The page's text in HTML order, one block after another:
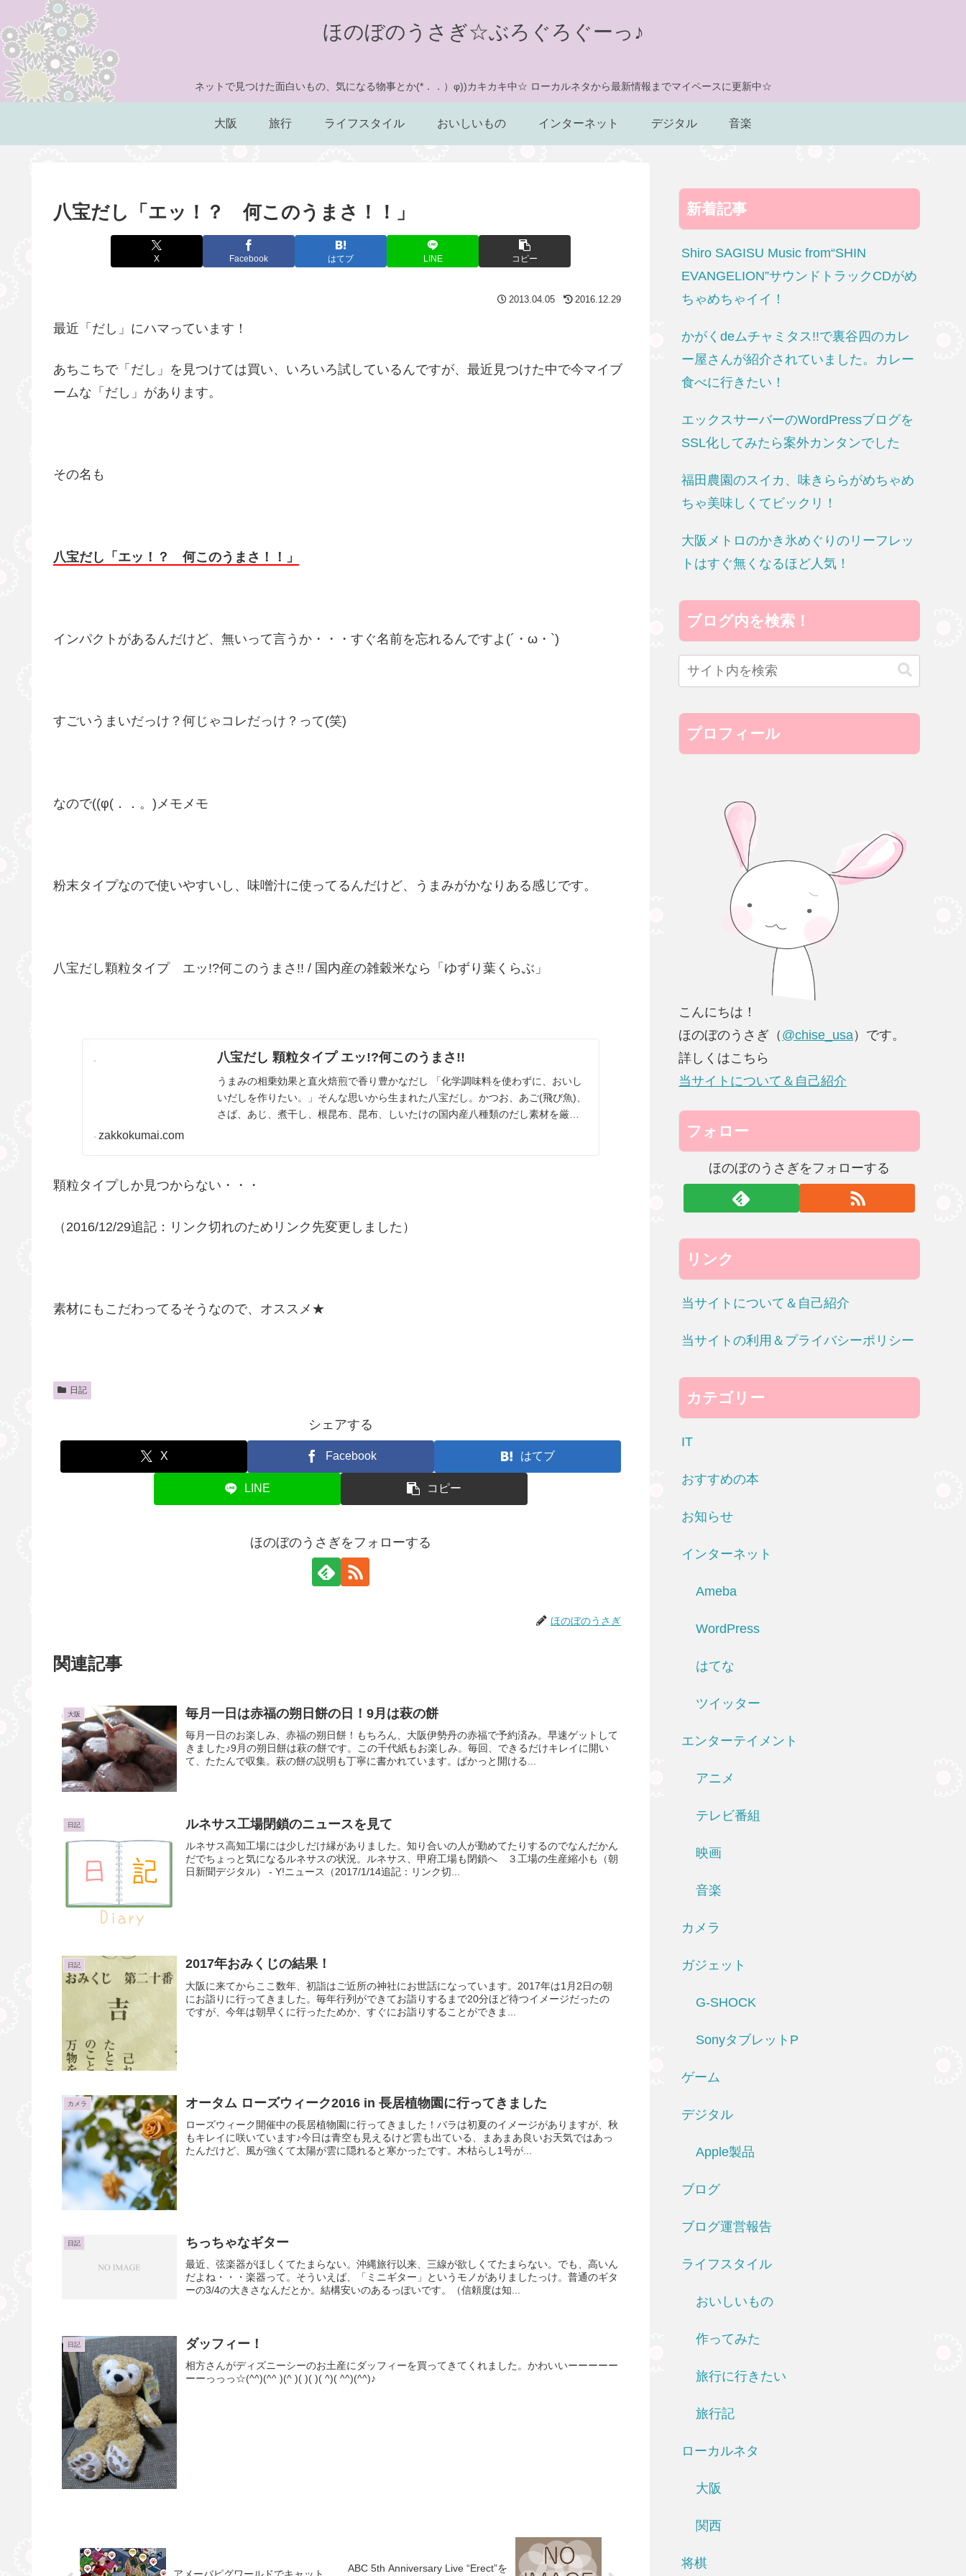
ほのぼのうさぎ☆ぶろぐろぐーっ♪
ネットで見つけた面白いもの、気になる物事とか(*．．）φ))カキカキ中☆ ローカルネタから最新情報までマイペースに更新中☆
大阪 旅行 ライフスタイル おいしいもの インターネット デジタル 音楽
八宝だし「エッ！？ 何このうまさ！！」
X Facebook はてブ LINE コピー
2013.04.05 2016.12.29
最近「だし」にハマっています！
あちこちで「だし」を見つけては買い、いろいろ試しているんですが、最近見つけた中で今マイブ
ームな「だし」があります。
その名も
八宝だし「エッ！？ 何このうまさ！！」
インパクトがあるんだけど、無いって言うか・・・すぐ名前を忘れるんですよ(´・ω・`)
すごいうまいだっけ？何じゃコレだっけ？って(笑)
なので((φ(．．。)メモメモ
粉末タイプなので使いやすいし、味噌汁に使ってるんだけど、うまみがかなりある感じです。
八宝だし顆粒タイプ エッ!?何このうまさ!! / 国内産の雑穀米なら「ゆずり葉くらぶ」
八宝だし 顆粒タイプ エッ!?何このうまさ!!
うまみの相乗効果と直火焙煎で香り豊かなだし 「化学調味料を使わずに、おいし
いだしを作りたい。」そんな思いから生まれた八宝だし。かつお、あご(飛び魚)、
さば、あじ、煮干し、根昆布、昆布、しいたけの国内産八種類のだし素材を厳選
zakkokumai.com
顆粒タイプしか見つからない・・・
（2016/12/29追記：リンク切れのためリンク先変更しました）
素材にもこだわってるそうなので、オススメ★
日記
シェアする
X Facebook はてブ
LINE コピー
ほのぼのうさぎをフォローする
ほのぼのうさぎ
関連記事
大阪 毎月一日は赤福の朔日餅の日！9月は萩の餅
毎月一日のお楽しみ、赤福の朔日餅！もちろん、大阪伊勢丹の赤福で予約済み。早速ゲットして
きました♪9月の朔日餅は萩の餅です。この千代紙もお楽しみ。毎回、できるだけキレイに開い
て、たたんで収集。萩の餅の説明も丁寧に書かれています。ぱかっと開ける...
日記 ルネサス工場閉鎖のニュースを見て
ルネサス高知工場には少しだけ縁がありました。知り合いの人が勤めてたりするのでなんだかん
だでちょっと気になるルネサスの状況。ルネサス、甲府工場も閉鎖へ ３工場の生産縮小も（朝
日新聞デジタル） - Y!ニュース（2017/1/14追記：リンク切...
日記 2017年おみくじの結果！
大阪に来てからここ数年、初詣はご近所の神社にお世話になっています。2017年は1月2日の朝
にお詣りに行ってきました。毎年行列ができてお詣りするまで20分ほど待つイメージだったの
ですが、今年は朝早くに行ったためか、すぐにお詣りすることができま...
カメラ オータム ローズウィーク2016 in 長居植物園に行ってきました
ローズウィーク開催中の長居植物園に行ってきました！バラは初夏のイメージがありますが、秋
もキレイに咲いています♪今日は青空も見えるけど雲も出ている、まあまあ良いお天気ではあっ
たんだけど、風が強くて太陽が雲に隠れると寒かったです。木枯らし1号が...
日記 ちっちゃなギター
最近、弦楽器がほしくてたまらない。沖縄旅行以来、三線が欲しくてたまらない。でも、高いん
だよね・・・楽器って。そういえば、「ミニギター」というモノがありましたっけ。普通のギタ
ーの3/4の大きさなんだとか。結構安いのあるっぽいです。（信頼度は知...
日記 ダッフィー！
相方さんがディズニーシーのお土産にダッフィーを買ってきてくれました。かわいいーーーーー
ーーっっっ☆(^^)(^^ )(^ )( )( )( ^)( ^^)(^^)♪
ABC 5th Anniversary Live “Erect”を
新着記事
Shiro SAGISU Music from“SHIN
EVANGELION”サウンドトラックCDがめ
ちゃめちゃイイ！
かがくdeムチャミタス!!で裏谷四のカレ
ー屋さんが紹介されていました。カレー
食べに行きたい！
エックスサーバーのWordPressブログを
SSL化してみたら案外カンタンでした
福田農園のスイカ、味きららがめちゃめ
ちゃ美味しくてビックリ！
大阪メトロのかき氷めぐりのリーフレッ
トはすぐ無くなるほど人気！
ブログ内を検索！
プロフィール
こんにちは！
ほのぼのうさぎ（ @chise_usa ）です。
詳しくはこちら
当サイトについて＆自己紹介
フォロー
ほのぼのうさぎをフォローする
リンク
当サイトについて＆自己紹介
当サイトの利用＆プライバシーポリシー
カテゴリー
IT
おすすめの本
お知らせ
インターネット
Ameba
WordPress
はてな
ツイッター
エンターテイメント
アニメ
テレビ番組
映画
音楽
カメラ
ガジェット
G-SHOCK
SonyタブレットP
ゲーム
デジタル
Apple製品
ブログ
ブログ運営報告
ライフスタイル
おいしいもの
作ってみた
旅行に行きたい
旅行記
ローカルネタ
大阪
関西
将棋